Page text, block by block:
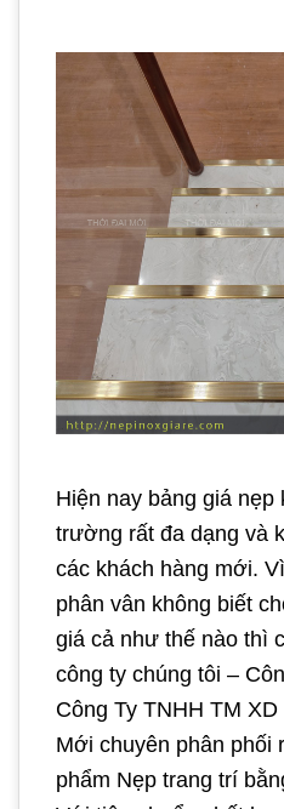
Hiện nay bảng giá nẹp
trường rất đa dạng và
các khách hàng mới.
phân vân không biết
giá cả như thế nào thì
công ty chúng tôi –
Công Ty TNHH TM
Mới chuyên phân phối
phẩm Nẹp trang trí